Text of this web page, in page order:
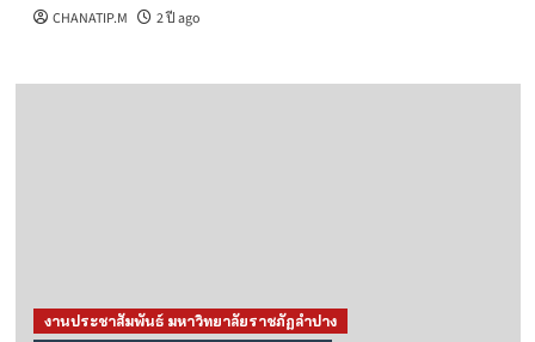
CHANATIP.M 2 ปี ago
งานประชาสัมพันธ์ มหาวิทยาลัยราชภัฏลำปาง